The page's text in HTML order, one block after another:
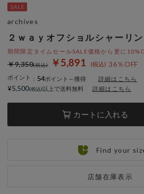
２ｗａｙオフショルシャーリ
期間限定タイムセールSALE価格から更に
￥5,891 36％OFF
￥9,350
ポイント ： 54ポイント～獲得 詳細はこちら
カートに入れる
店舗在庫表示
archives
¥5,500 以上で送料無料 詳細はこちら
Find your